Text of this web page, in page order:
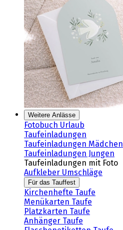
Weitere Anlässe
Fotobuch Urlaub
Taufeinladungen
Taufeinladungen Mädchen
Taufeinladungen Jungen
Taufeinladungen mit Foto
Aufkleber Umschläge
Für das Tauffest
Kirchenhefte Taufe
Menükarten Taufe
Platzkarten Taufe
Anhänger Taufe